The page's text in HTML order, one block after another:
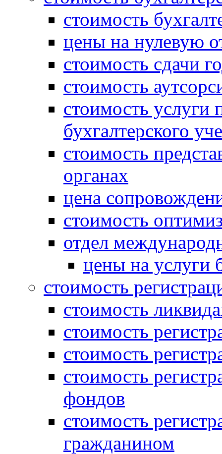
стоимость
цены на нулевую
стоимость сдачи
стоимость
стоимость услуги
бухгалтерского
стоимость
органах
цена
стоимость
отдел
цены на услуги
стоимость
стоимость
стоимость
стоимость
стоимость
фондов
стоимость
гражданином